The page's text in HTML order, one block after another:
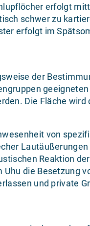
erfolgt
schwer zu
erfolgt im
der
Die Fläche wird
von
Reaktion
die Besetzung
und private